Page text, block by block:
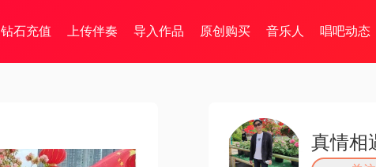
钻石充值 上传伴奏 导入作品 原创购买 音乐人 唱吧动态